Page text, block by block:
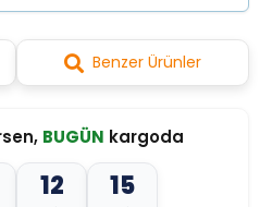
Benzer Ürünler
BUGÜN kargoda
12 12